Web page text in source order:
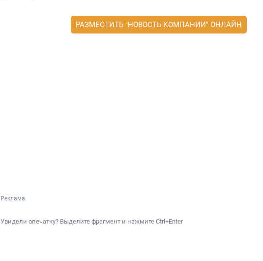
РАЗМЕСТИТЬ "НОВОСТЬ КОМПАНИИ" ОНЛАЙН
Реклама.
Увидели опечатку? Выделите фрагмент и нажмите Ctrl+Enter